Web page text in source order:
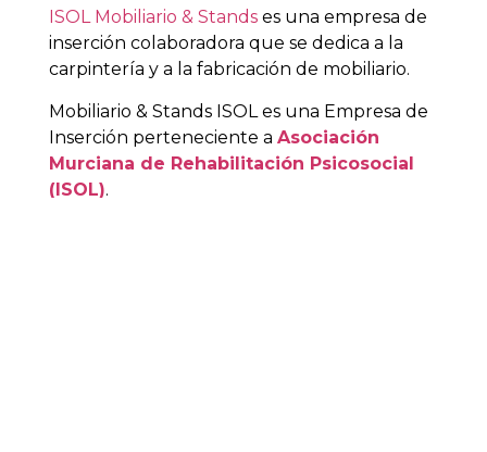
ISOL Mobiliario & Standses una empresa de
inserción colaboradora que se dedica a la
carpintería y a la fabricación de mobiliario.
Mobiliario & Stands ISOL es una Empresa de
Inserción perteneciente a Asociación
Murciana de Rehabilitación Psicosocial
(ISOL).